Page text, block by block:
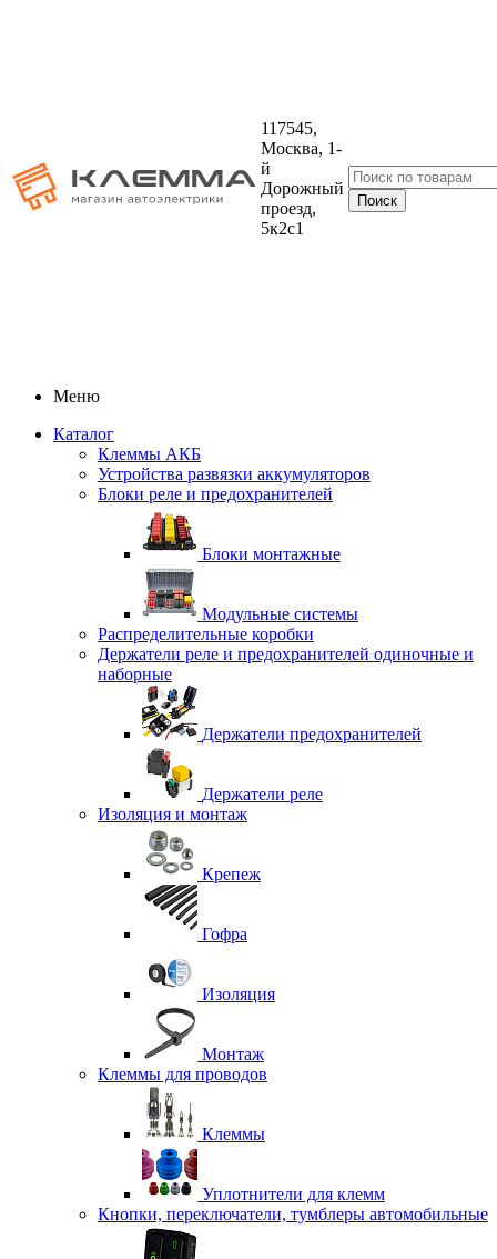
117545,
Москва, 1-
й
Дорожный
проезд,
5к2с1
Меню
Каталог
Клеммы АКБ
Устройства развязки аккумуляторов
Блоки реле и предохранителей
Блоки монтажные
Модульные системы
Распределительные коробки
Держатели реле и предохранителей одиночные и
наборные
Держатели предохранителей
Держатели реле
Изоляция и монтаж
Крепеж
Гофра
Изоляция
Монтаж
Клеммы для проводов
Клеммы
Уплотнители для клемм
Кнопки, переключатели, тумблеры автомобильные